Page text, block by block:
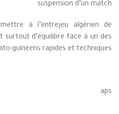
suspension d’un match.
à l’entrejeu algérien de
d’équilibre face à un des
guinéens rapides et techniques.
aps